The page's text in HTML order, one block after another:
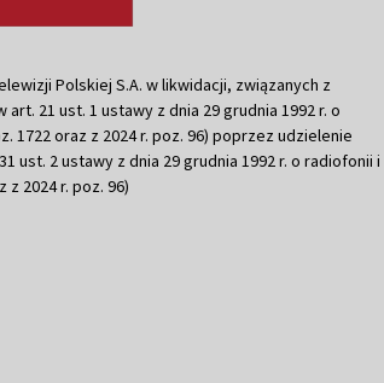
Polskiej S.A. w likwidacji, związanych z
21 ust. 1 ustawy z dnia 29 grudnia 1992 r. o
1722 oraz z 2024 r. poz. 96) poprzez udzielenie
ust. 2 ustawy z dnia 29 grudnia 1992 r. o radiofonii i
z 2024 r. poz. 96)